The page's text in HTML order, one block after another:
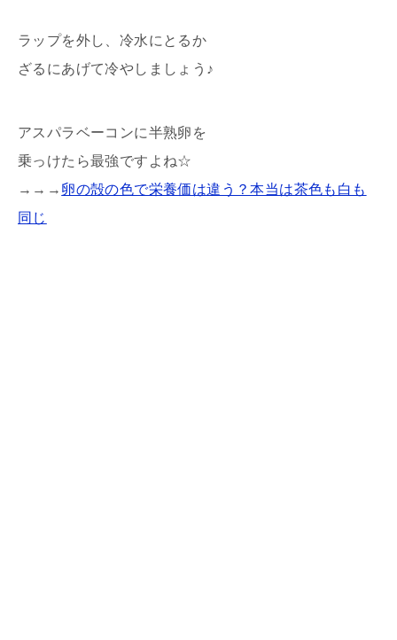
ラップを外し、冷水にとるか
ざるにあげて冷やしましょう♪
アスパラベーコンに半熟卵を
乗っけたら最強ですよね☆
→→→ 卵の殻の色で栄養価は違う？本当は茶色も白も
同じ